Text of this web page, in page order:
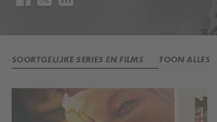
SOORTGELIJKE SERIES EN FILMS TOON ALLES